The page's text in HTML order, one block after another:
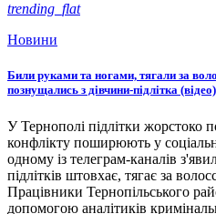
trending_flat
Новини
Били руками та ногами, тягали за
познущались з дівчини-підлітка (відео)
У Тернополі підлітки жорстоко
конфлікту поширюють у
одному із телеграм-каналів
підлітків штовхає, тягає за
Працівники Тернопільського
допомогою аналітиків